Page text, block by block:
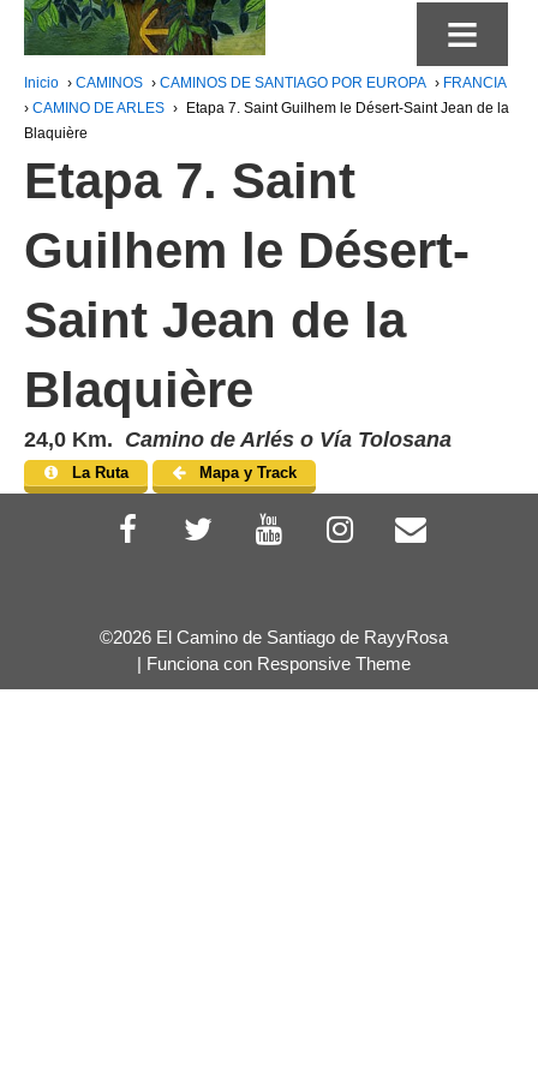
≡
Inicio › CAMINOS › CAMINOS DE SANTIAGO POR EUROPA › FRANCIA
› CAMINO DE ARLES ›
Etapa 7. Saint Guilhem le Désert-Saint Jean de la
Blaquière
Etapa 7. Saint
Guilhem le Désert-
Saint Jean de la
Blaquière
24,0 Km. Camino de Arlés o Vía Tolosana
La Ruta Mapa y Track
©2026 El Camino de Santiago de RayyRosa
| Funciona con Responsive Theme